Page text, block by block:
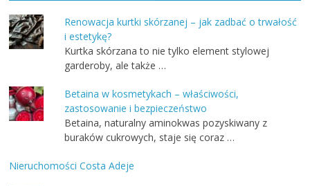
Renowacja kurtki skórzanej – jak zadbać o trwałość
i estetykę?
Kurtka skórzana to nie tylko element stylowej
garderoby, ale także …
Betaina w kosmetykach – właściwości,
zastosowanie i bezpieczeństwo
Betaina, naturalny aminokwas pozyskiwany z
buraków cukrowych, staje się coraz …
Nieruchomości Costa Adeje